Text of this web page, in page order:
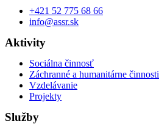
+421 52 775 68 66
info@assr.sk
Aktivity
Sociálna činnosť
Záchranné a humanitárne činnosti
Vzdelávanie
Projekty
Služby